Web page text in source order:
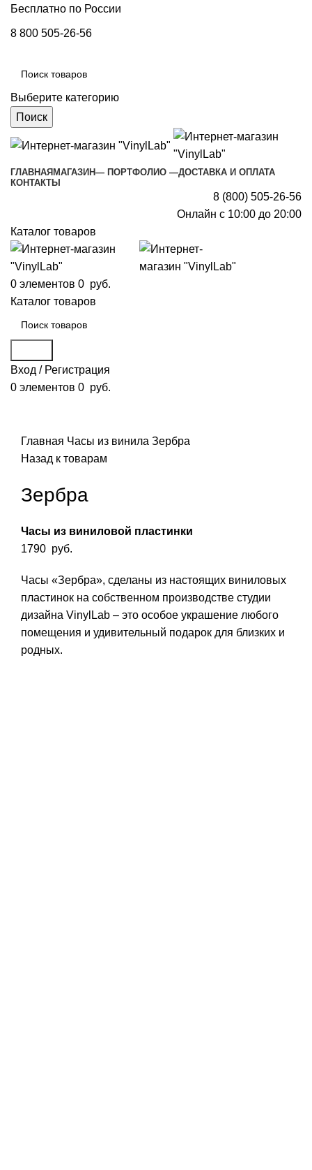
Бесплатно по России
8 800 505-26-56
Выберите категорию
Поиск
ГЛАВНАЯ МАГАЗИН— ПОРТФОЛИО —ДОСТАВКА И ОПЛАТА
КОНТАКТЫ
8 (800) 505-26-56
Онлайн с 10:00 до 20:00
Каталог товаров
0 элементов 0 руб.
Каталог товаров
Вход / Регистрация
0 элементов 0 руб.
Главная Часы из винила Зербра
Назад к товарам
Зербра
Часы из виниловой пластинки
1790 руб.
Часы «Зербра», сделаны из настоящих виниловых
пластинок на собственном производстве студии
дизайна VinylLab – это особое украшение любого
помещения и удивительный подарок для близких и
родных.